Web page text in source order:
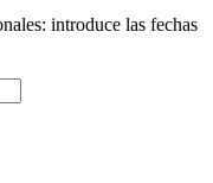
introduce las fechas